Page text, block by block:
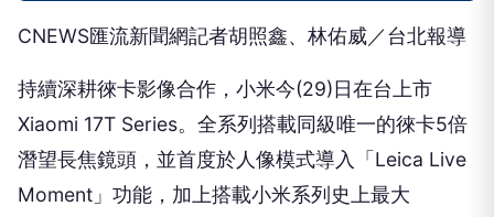
CNEWS匯流新聞網記者胡照鑫、林佑威／台北報導
持續深耕徠卡影像合作，小米今(29)日在台上市
Xiaomi 17T Series。全系列搭載同級唯一的徠卡5倍
潛望長焦鏡頭，並首度於人像模式導入「Leica Live
Moment」功能，加上搭載小米系列史上最大